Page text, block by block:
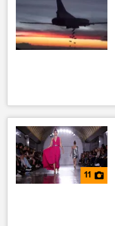
11